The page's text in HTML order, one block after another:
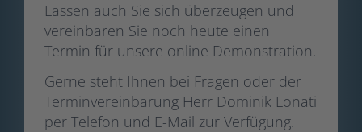
Lassen auch Sie sich überzeugen und
vereinbaren Sie noch heute einen
Termin für unsere online Demonstration.
Gerne steht Ihnen bei Fragen oder der
Terminvereinbarung Herr Dominik Lonati
per Telefon und E-Mail zur Verfügung.